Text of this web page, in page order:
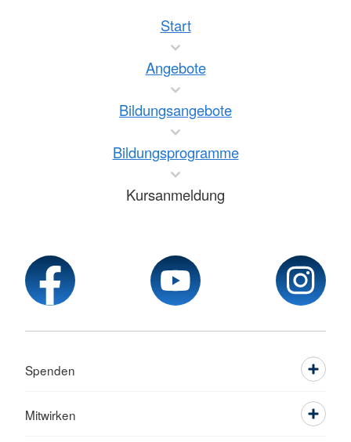
Start
Angebote
Bildungsangebote
Bildungsprogramme
Kursanmeldung
Spenden
Mitwirken